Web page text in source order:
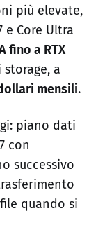
più elevate,
e Core Ultra
fino a RTX
storage, a
mensili.
piano dati
con
successivo
quando si